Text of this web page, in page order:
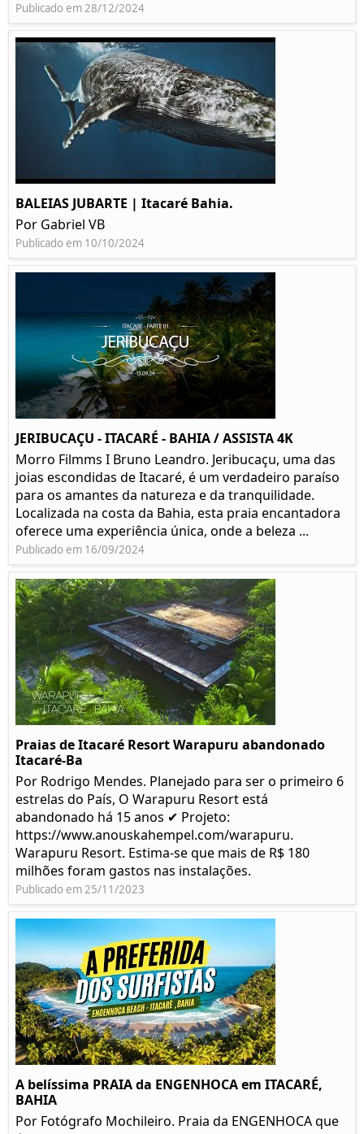
Publicado em 28/12/2024
BALEIAS JUBARTE | Itacaré Bahia.
Por Gabriel VB
Publicado em 10/10/2024
JERIBUCAÇU - ITACARÉ - BAHIA / ASSISTA 4K
Morro Filmms I Bruno Leandro. Jeribucaçu, uma das
joias escondidas de Itacaré, é um verdadeiro paraíso
para os amantes da natureza e da tranquilidade.
Localizada na costa da Bahia, esta praia encantadora
oferece uma experiência única, onde a beleza ...
Publicado em 16/09/2024
Praias de Itacaré Resort Warapuru abandonado
Itacaré-Ba
Por Rodrigo Mendes. Planejado para ser o primeiro 6
estrelas do País, O Warapuru Resort está
abandonado há 15 anos ✔ Projeto:
https://www.anouskahempel.com/warapuru.
Warapuru Resort. Estima-se que mais de R$ 180
milhões foram gastos nas instalações.
Publicado em 25/11/2023
A belíssima PRAIA da ENGENHOCA em ITACARÉ,
BAHIA
Por Fotógrafo Mochileiro. Praia da ENGENHOCA que